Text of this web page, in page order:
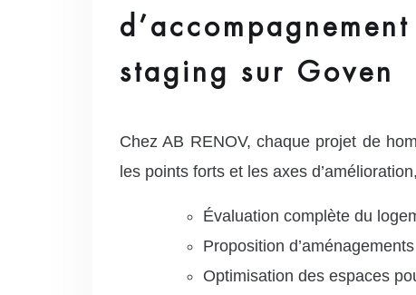
staging sur Goven
Chez AB RENOV, chaque projet de
les points forts et les axes
Évaluation complète du
Proposition
Optimisation des espaces